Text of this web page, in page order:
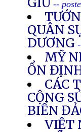
--
QUÂN
DƯƠNG
MỸ
ỔN
CÁC
CỘNG
BIỂN
VIỆT